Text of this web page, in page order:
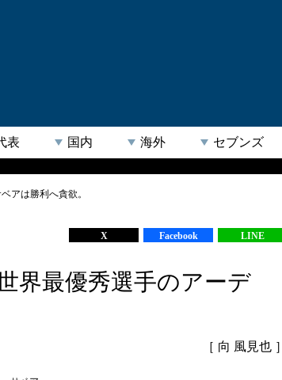
表 国内 海外 セブンズ
アは勝利へ貪欲。
X Facebook LINE
界最優秀選手のアーデ
［ 向 風見也 ］